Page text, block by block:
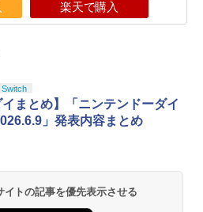
楽天で購入
Switch
イまとめ】「ニンテンドーダイ
」発表内容まとめ
トの記事を優先表示させる